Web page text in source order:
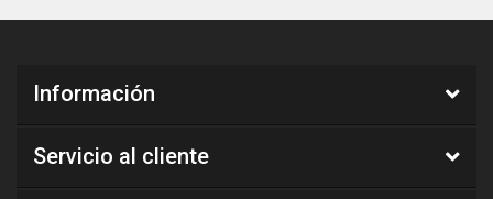
Información
Servicio al cliente